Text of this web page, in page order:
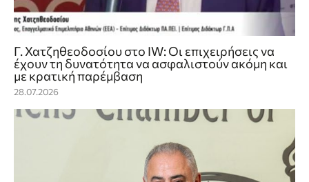
Γ. Χατζηθεοδοσίου στο IW: Οι επιχειρήσεις να
έχουν τη δυνατότητα να ασφαλιστούν ακόμη και
με κρατική παρέμβαση
28.07.2026